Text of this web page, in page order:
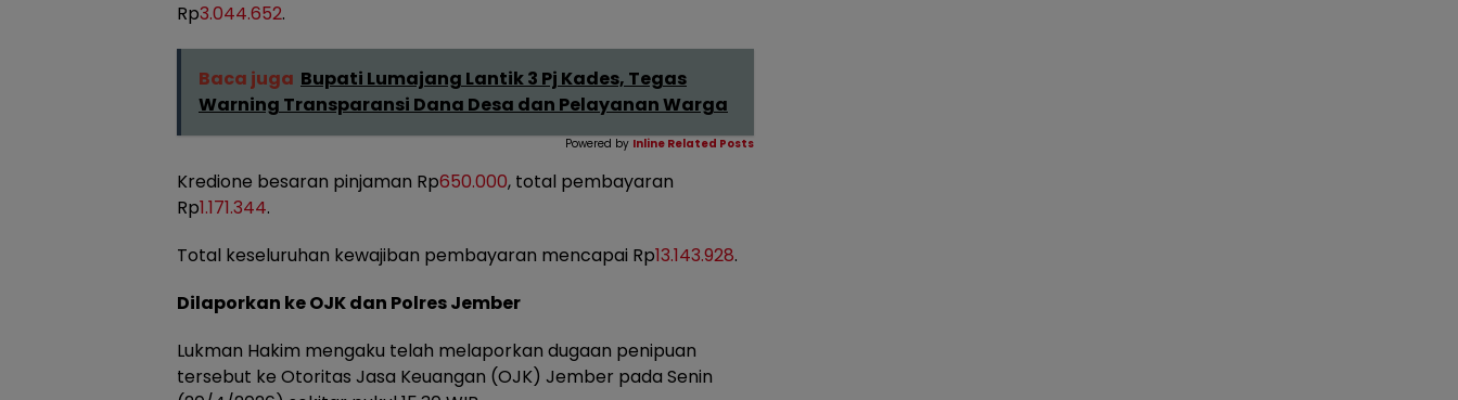
Rp3.044.652.
Baca juga Bupati Lumajang Lantik 3 Pj Kades, Tegas
Warning Transparansi Dana Desa dan Pelayanan Warga
Powered by Inline Related Posts
Kredione besaran pinjaman Rp650.000, total pembayaran
Rp1.171.344.
Total keseluruhan kewajiban pembayaran mencapai Rp13.143.928.
Dilaporkan ke OJK dan Polres Jember
Lukman Hakim mengaku telah melaporkan dugaan penipuan
tersebut ke Otoritas Jasa Keuangan (OJK) Jember pada Senin